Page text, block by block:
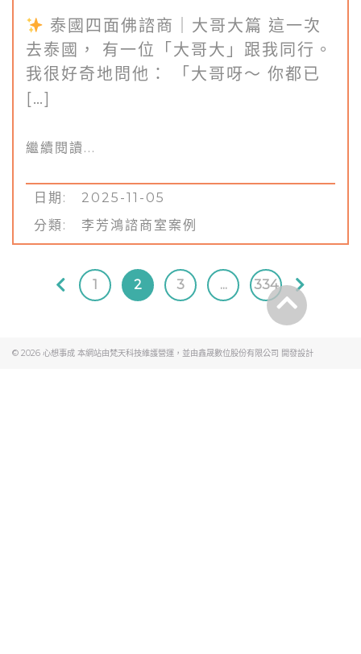
泰國四面佛諮商｜大哥大篇 這一次
去泰國， 有一位「大哥大」跟我同行。
我很好奇地問他： 「大哥呀～ 你都已
[…]
繼續閱讀...
日期: 2025-11-05
分類: 李芳鴻諮商室案例
1 2 3 ... 334
© 2026 心想事成 本網站由梵天科技維護營運，並由鑫晟數位股份有限公司 開發設計